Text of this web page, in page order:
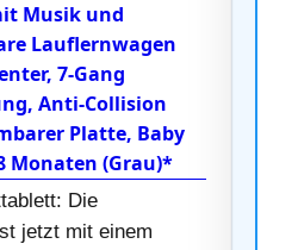
Musik und
Lauflernwagen
7-Gang
Anti-Collision
Platte, Baby
Monaten (Grau)*
Die
jetzt mit einem